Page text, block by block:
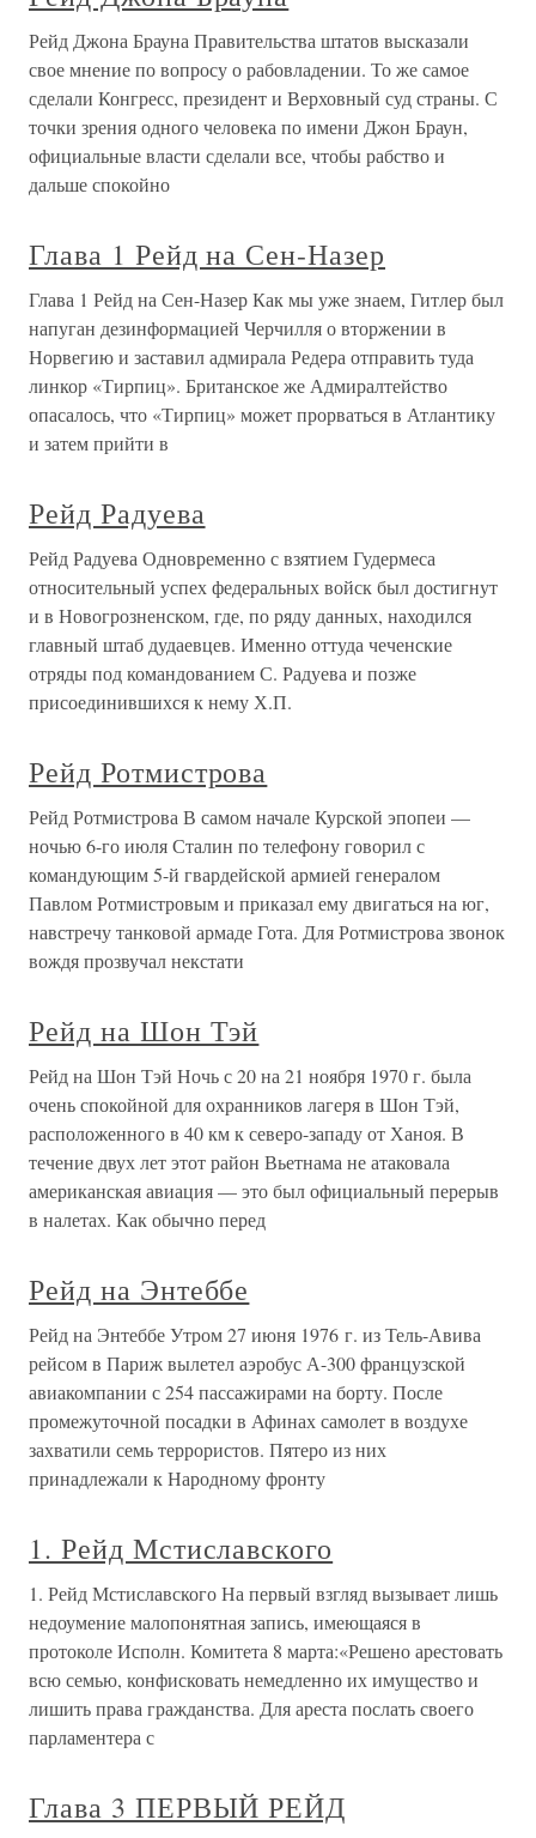
Рейд Джона Брауна Правительства штатов высказали
свое мнение по вопросу о рабовладении. То же самое
сделали Конгресс, президент и Верховный суд страны. С
точки зрения одного человека по имени Джон Браун,
официальные власти сделали все, чтобы рабство и
дальше спокойно
Глава 1 Рейд на Сен-Назер
Глава 1 Рейд на Сен-Назер Как мы уже знаем, Гитлер был
напуган дезинформацией Черчилля о вторжении в
Норвегию и заставил адмирала Редера отправить туда
линкор «Тирпиц». Британское же Адмиралтейство
опасалось, что «Тирпиц» может прорваться в Атлантику
и затем прийти в
Рейд Радуева
Рейд Радуева Одновременно с взятием Гудермеса
относительный успех федеральных войск был достигнут
и в Новогрозненском, где, по ряду данных, находился
главный штаб дудаевцев. Именно оттуда чеченские
отряды под командованием С. Радуева и позже
присоединившихся к нему Х.П.
Рейд Ротмистрова
Рейд Ротмистрова В самом начале Курской эпопеи —
ночью 6-го июля Сталин по телефону говорил с
командующим 5-й гвардейской армией генералом
Павлом Ротмистровым и приказал ему двигаться на юг,
навстречу танковой армаде Гота. Для Ротмистрова звонок
вождя прозвучал некстати
Рейд на Шон Тэй
Рейд на Шон Тэй Ночь с 20 на 21 ноября 1970 г. была
очень спокойной для охранников лагеря в Шон Тэй,
расположенного в 40 км к северо-западу от Ханоя. В
течение двух лет этот район Вьетнама не атаковала
американская авиация — это был официальный перерыв
в налетах. Как обычно перед
Рейд на Энтеббе
Рейд на Энтеббе Утром 27 июня 1976 г. из Тель-Авива
рейсом в Париж вылетел аэробус А-300 французской
авиакомпании с 254 пассажирами на борту. После
промежуточной посадки в Афинах самолет в воздухе
захватили семь террористов. Пятеро из них
принадлежали к Народному фронту
1. Рейд Мстиславского
1. Рейд Мстиславского На первый взгляд вызывает лишь
недоумение малопонятная запись, имеющаяся в
протоколе Исполн. Комитета 8 марта:«Решено арестовать
всю семью, конфисковать немедленно их имущество и
лишить права гражданства. Для ареста послать своего
парламентера с
Глава 3 ПЕРВЫЙ РЕЙД